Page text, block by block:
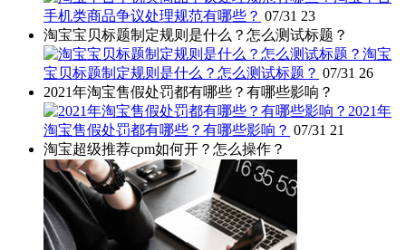
手机类商品争议处理规范有哪些？ 07/31 23
淘宝宝贝标题制定规则是什么？怎么测试标题？
淘宝
宝贝标题制定规则是什么？怎么测试标题？ 07/31 26
2021年淘宝售假处罚都有哪些？有哪些影响？
2021年
淘宝售假处罚都有哪些？有哪些影响？ 07/31 21
淘宝超级推荐cpm如何开？怎么操作？